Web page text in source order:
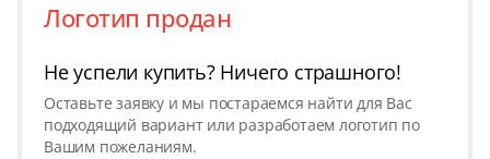
Логотип продан
Не успели купить? Ничего страшного!
Оставьте заявку и мы постараемся найти для Вас
подходящий вариант или разработаем логотип по
Вашим пожеланиям.